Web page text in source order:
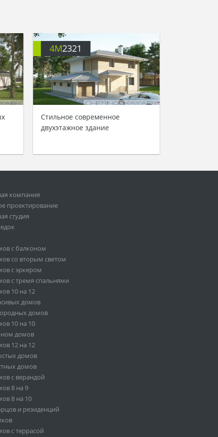
4M2321
Стильное современное
двухэтажное здание
компания
проектирование
студия
с балконом
со вторым светом
с эркером
с тремя спальнями
10 на 12
домов
домов
10 на 10
домов
12 на 12
домов
домов
с верандой
8 на 9
8 на 10
и резиденций
с террасой